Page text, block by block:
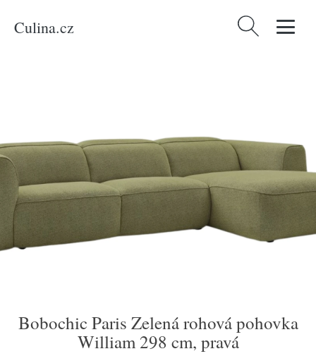
Culina.cz Vyhledávání
Bobochic Paris Zelená rohová pohovka
William 298 cm, pravá